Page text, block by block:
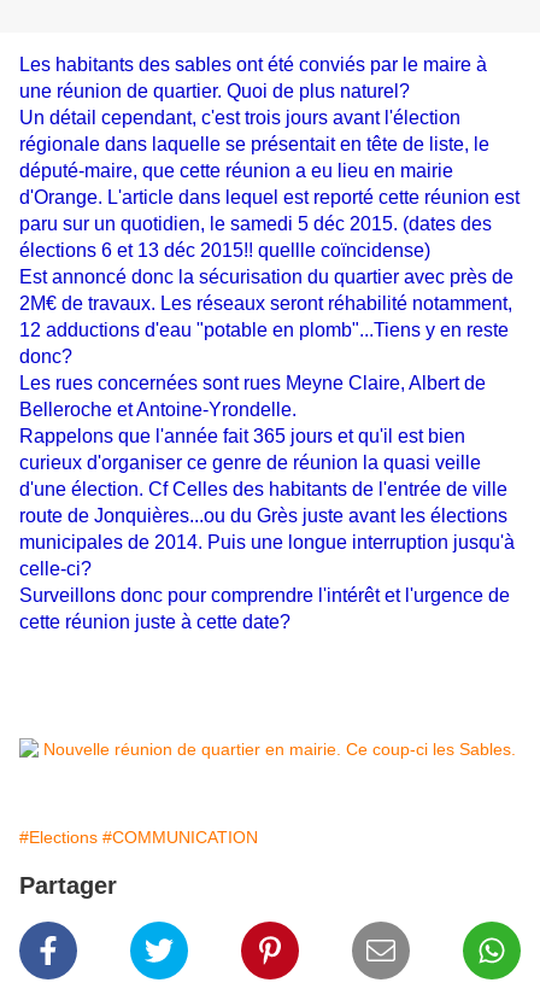
Les habitants des sables ont été conviés par le maire à
une réunion de quartier. Quoi de plus naturel?
Un détail cependant, c'est trois jours avant l'élection
régionale dans laquelle se présentait en tête de liste, le
député-maire, que cette réunion a eu lieu en mairie
d'Orange. L'article dans lequel est reporté cette réunion est
paru sur un quotidien, le samedi 5 déc 2015. (dates des
élections 6 et 13 déc 2015!! quellle coïncidense)
Est annoncé donc la sécurisation du quartier avec près de
2M€ de travaux. Les réseaux seront réhabilité notamment,
12 adductions d'eau "potable en plomb"...Tiens y en reste
donc?
Les rues concernées sont rues Meyne Claire, Albert de
Belleroche et Antoine-Yrondelle.
Rappelons que l'année fait 365 jours et qu'il est bien
curieux d'organiser ce genre de réunion la quasi veille
d'une élection. Cf Celles des habitants de l'entrée de ville
route de Jonquières...ou du Grès juste avant les élections
municipales de 2014. Puis une longue interruption jusqu'à
celle-ci?
Surveillons donc pour comprendre l'intérêt et l'urgence de
cette réunion juste à cette date?
#Elections #COMMUNICATION
Partager